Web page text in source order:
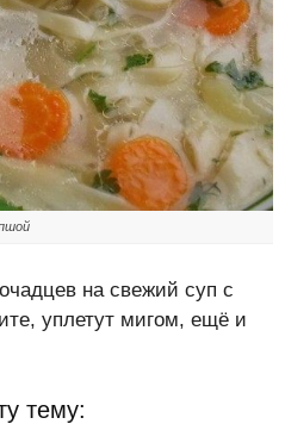
на свежий суп с
уплетут мигом, ещё и
тему: